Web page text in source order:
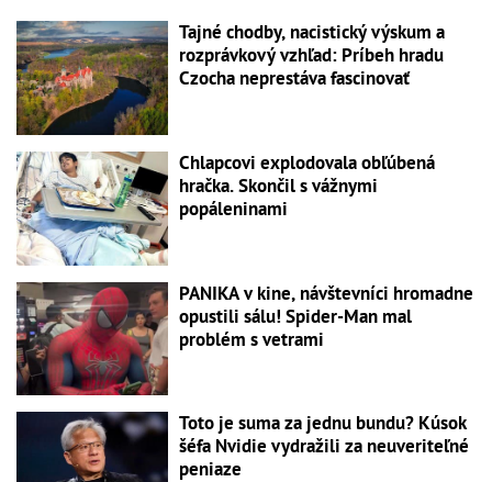
Tajné chodby, nacistický výskum a
rozprávkový vzhľad: Príbeh hradu
Czocha neprestáva fascinovať
Chlapcovi explodovala obľúbená
hračka. Skončil s vážnymi
popáleninami
PANIKA v kine, návštevníci hromadne
opustili sálu! Spider-Man mal
problém s vetrami
Toto je suma za jednu bundu? Kúsok
šéfa Nvidie vydražili za neuveriteľné
peniaze